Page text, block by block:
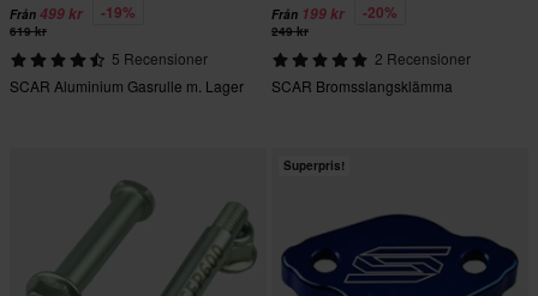
Från 499 kr -19%
619 kr
5 Recensioner
SCAR Aluminium Gasrulle m. Lager
Från 199 kr -20%
249 kr
2 Recensioner
SCAR Bromsslangsklämma
Superpris!